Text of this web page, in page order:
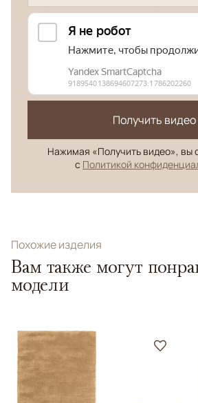
Получить видео
Нажимая «Получить видео», вы
с Политикой
Похожие изделия
Вам также могут
модели